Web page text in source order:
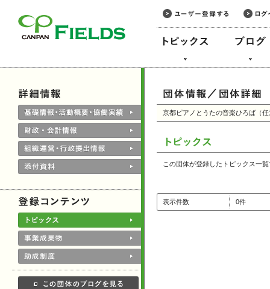
京都ピアノとうたの音楽ひろば（
この団体が登録したトピックス一
表示件数 0件